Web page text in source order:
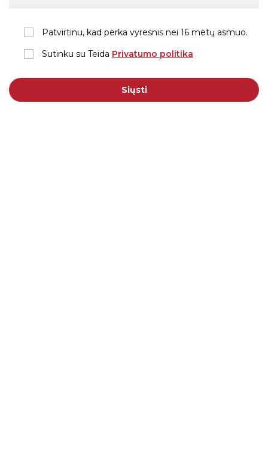
Patvirtinu, kad perka vyresnis nei 16 metų asmuo.
Sutinku su Teida Privatumo politika
Siųsti